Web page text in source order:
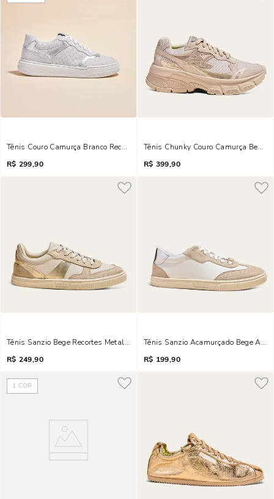
Tênis Couro Camurça Branco Recorte Metalizado
R$ 299,90
Tênis Chunky Couro Camurça Bege
R$ 399,90
Tênis Sanzio Bege Recortes Metalizados
R$ 249,90
Tênis Sanzio Acamurçado Bege Areia
R$ 199,90
1 COR